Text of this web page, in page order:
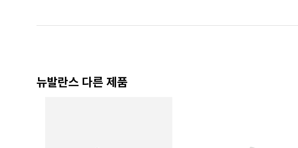
뉴발란스 다른 제품